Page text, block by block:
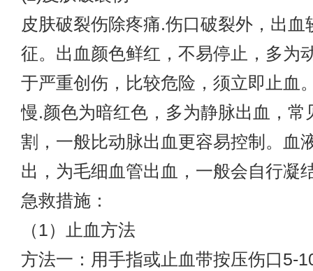
皮肤破裂伤除疼痛.伤口破裂外，出血
征。出血颜色鲜红，不易停止，多为
于严重创伤，比较危险，须立即止血
慢.颜色为暗红色，多为静脉出血，常
割，一般比动脉出血更容易控制。血
出，为毛细血管出血，一般会自行凝
急救措施：
（1）止血方法
方法一：用手指或止血带按压伤口5-